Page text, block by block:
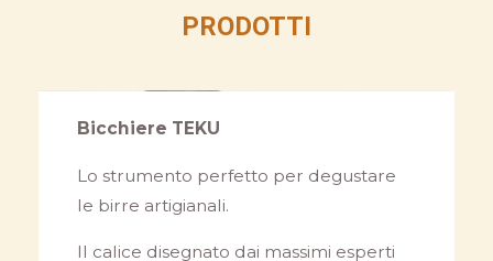
PRODOTTI
Bicchiere TEKU
Lo strumento perfetto per degustare
le birre artigianali.
Il calice disegnato dai massimi esperti